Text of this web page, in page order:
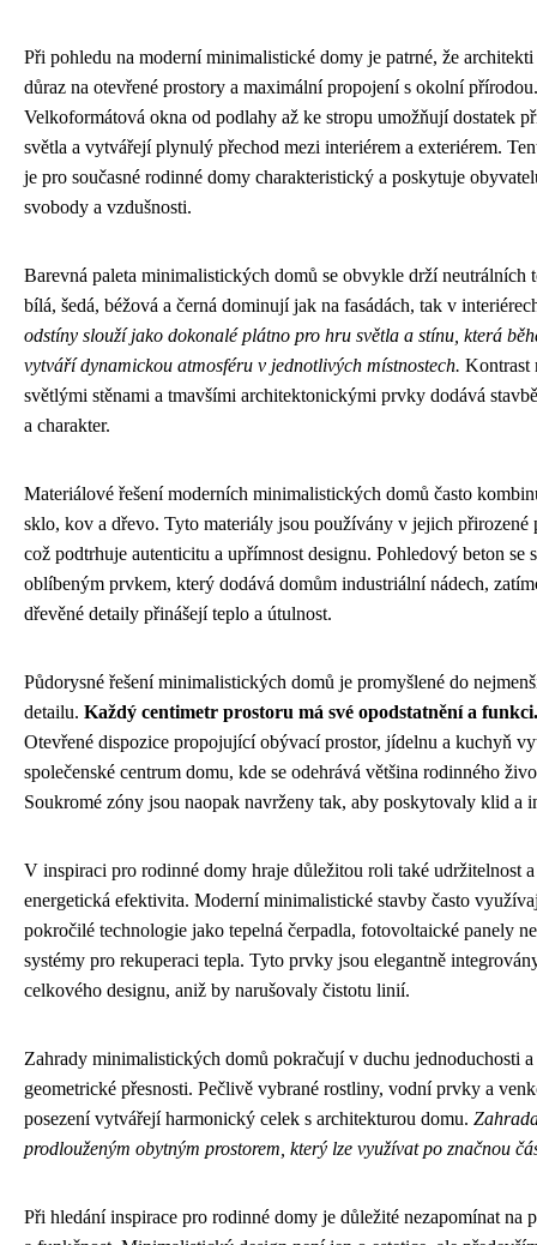
Při pohledu na moderní minimalistické domy je patrné, že
důraz na otevřené prostory a maximální propojení s okolní přírodou.
Velkoformátová okna od podlahy až ke stropu umožňují dostatek
světla a vytvářejí plynulý přechod mezi interiérem a exteriérem.
je pro současné rodinné domy charakteristický a poskytuje
svobody a vzdušnosti.
Barevná paleta minimalistických domů se obvykle drží neutrálních
bílá, šedá, béžová a černá dominují jak na fasádách, tak v
odstíny slouží jako dokonalé plátno pro hru světla a stínu, která
vytváří dynamickou atmosféru v jednotlivých místnostech. Kontrast
světlými stěnami a tmavšími architektonickými prvky dodává
a charakter.
Materiálové řešení moderních minimalistických domů často
sklo, kov a dřevo. Tyto materiály jsou používány v jejich přirozené
což podtrhuje autenticitu a upřímnost designu. Pohledový beton se
oblíbeným prvkem, který dodává domům industriální nádech,
dřevěné detaily přinášejí teplo a útulnost.
Půdorysné řešení minimalistických domů je promyšlené do
detailu. Každý centimetr prostoru má své opodstatnění a funkci.
Otevřené dispozice propojující obývací prostor, jídelnu a kuchyň
společenské centrum domu, kde se odehrává většina rodinného
Soukromé zóny jsou naopak navrženy tak, aby poskytovaly klid a
V inspiraci pro rodinné domy hraje důležitou roli také udržitelnost a
energetická efektivita. Moderní minimalistické stavby často
pokročilé technologie jako tepelná čerpadla, fotovoltaické panely
systémy pro rekuperaci tepla. Tyto prvky jsou elegantně
celkového designu, aniž by narušovaly čistotu linií.
Zahrady minimalistických domů pokračují v duchu jednoduchosti a
geometrické přesnosti. Pečlivě vybrané rostliny, vodní prvky a
posezení vytvářejí harmonický celek s architekturou domu.
prodlouženým obytným prostorem, který lze využívat po značnou
Při hledání inspirace pro rodinné domy je důležité nezapomínat na